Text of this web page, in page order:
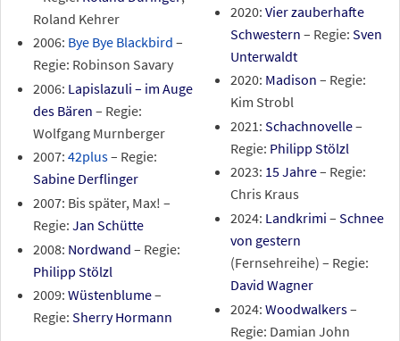
Roland Kehrer
2006: Bye Bye Blackbird –
Regie: Robinson Savary
2006: Lapislazuli – im Auge
des Bären – Regie:
Wolfgang Murnberger
2007: 42plus– Regie:
Sabine Derflinger
2007: Bis später, Max! –
Regie: Jan Schütte
2008: Nordwand – Regie:
Philipp Stölzl
2009: Wüstenblume–
Regie: Sherry Hormann
2020: Vier zauberhafte
Schwestern – Regie: Sven
Unterwaldt
2020: Madison – Regie:
Kim Strobl
2021: Schachnovelle–
Regie: Philipp Stölzl
2023: 15 Jahre– Regie:
Chris Kraus
2024: Landkrimi – Schnee
von gestern
(Fernsehreihe) – Regie:
David Wagner
2024: Woodwalkers–
Regie: Damian John